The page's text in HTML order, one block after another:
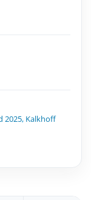
2025, Kalkhoff